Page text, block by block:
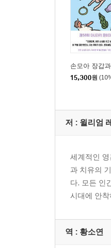
손모아 장갑
15,300원
저 : 윌리엄
세계적인
과 치유의
다. 모든 인
시대에 안착
역 : 황소연